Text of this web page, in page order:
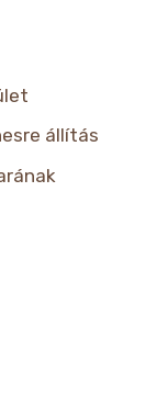
állítás